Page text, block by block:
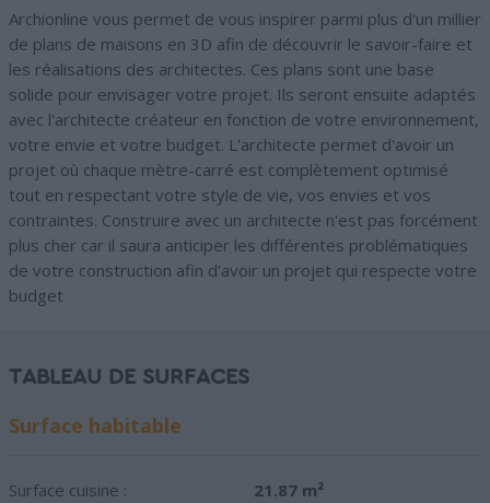
Archionline vous permet de vous inspirer parmi plus d'un millier
de plans de maisons en 3D afin de découvrir le savoir-faire et
les réalisations des architectes. Ces plans sont une base
solide pour envisager votre projet. Ils seront ensuite adaptés
avec l'architecte créateur en fonction de votre environnement,
votre envie et votre budget. L'architecte permet d'avoir un
projet où chaque mètre-carré est complètement optimisé
tout en respectant votre style de vie, vos envies et vos
contraintes. Construire avec un architecte n'est pas forcément
plus cher car il saura anticiper les différentes problématiques
de votre construction afin d'avoir un projet qui respecte votre
budget
TABLEAU DE SURFACES
Surface habitable
Surface cuisine :
21.87 m²